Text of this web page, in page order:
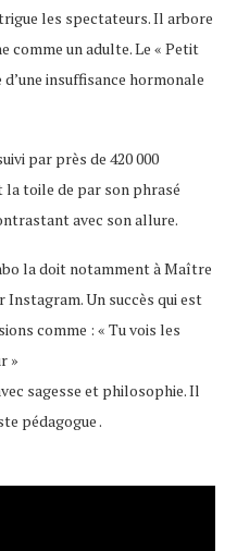
les spectateurs. Il arbore
comme un adulte. Le « Petit
insuffisance hormonale
par près de 420 000
la toile de par son phrasé
avec son allure.
la doit notamment à Maître
Instagram. Un succès qui est
comme : « Tu vois les
»
sagesse et philosophie. Il
pédagogue .